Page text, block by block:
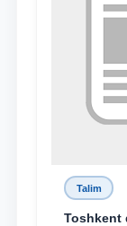
Talim
Toshkent